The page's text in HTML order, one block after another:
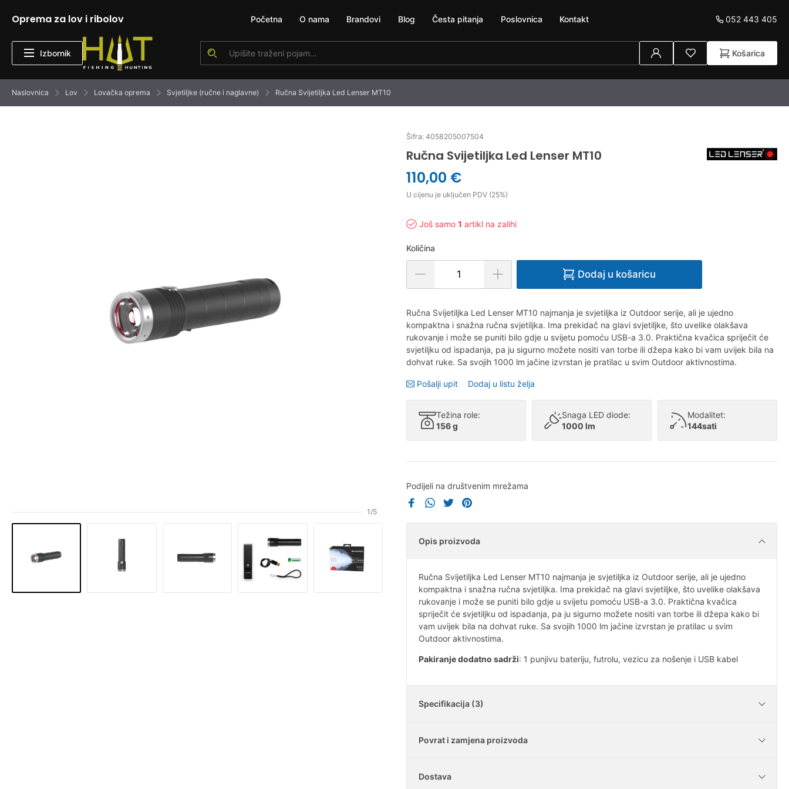
Oprema za lov i ribolov Početna O nama Brandovi Blog Česta pitanja Poslovnica Kontakt 052 443 405
Izbornik Košarica
Naslovnica Lov Lovačka oprema Svjetiljke (ručne i naglavne) Ručna Svijetiljka Led Lenser MT10
1/5
Šifra: 4058205007504
Ručna Svijetiljka Led Lenser MT10
110,00 €
U cijenu je uključen PDV (25%)
Još samo 1 artikl na zalihi
Količina
Dodaj u košaricu
Ručna Svijetiljka Led Lenser MT10 najmanja je svjetiljka iz Outdoor serije, ali je ujedno
kompaktna i snažna ručna svjetiljka. Ima prekidač na glavi svjetiljke, što uvelike olakšava
rukovanje i može se puniti bilo gdje u svijetu pomoću USB-a 3.0. Praktična kvačica spriječit će
svjetiljku od ispadanja, pa ju sigurno možete nositi van torbe ili džepa kako bi vam uvijek bila na
dohvat ruke. Sa svojih 1000 lm jačine izvrstan je pratilac u svim Outdoor aktivnostima.
Pošalji upit Dodaj u listu želja
Težina role:
156 g
Snaga LED diode:
1000 lm
Modalitet:
144sati
Podijeli na društvenim mrežama
Opis proizvoda
Ručna Svijetiljka Led Lenser MT10 najmanja je svjetiljka iz Outdoor serije, ali je ujedno
kompaktna i snažna ručna svjetiljka. Ima prekidač na glavi svjetiljke, što uvelike olakšava
rukovanje i može se puniti bilo gdje u svijetu pomoću USB-a 3.0. Praktična kvačica
spriječit će svjetiljku od ispadanja, pa ju sigurno možete nositi van torbe ili džepa kako bi
vam uvijek bila na dohvat ruke. Sa svojih 1000 lm jačine izvrstan je pratilac u svim
Outdoor aktivnostima.
Pakiranje dodatno sadrži: 1 punjivu bateriju, futrolu, vezicu za nošenje i USB kabel
Specifikacija (3)
Težina role
Snaga LED diode
Povrat i zamjena proizvoda
Dostava